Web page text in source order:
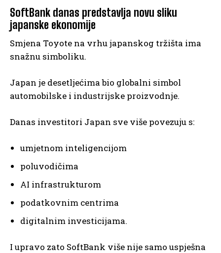
SoftBank danas predstavlja novu sliku
japanske ekonomije
Smjena Toyote na vrhu japanskog tržišta ima
snažnu simboliku.
Japan je desetljećima bio globalni simbol
automobilske i industrijske proizvodnje.
Danas investitori Japan sve više povezuju s:
umjetnom inteligencijom
poluvodičima
AI infrastrukturom
podatkovnim centrima
digitalnim investicijama.
I upravo zato SoftBank više nije samo uspješna